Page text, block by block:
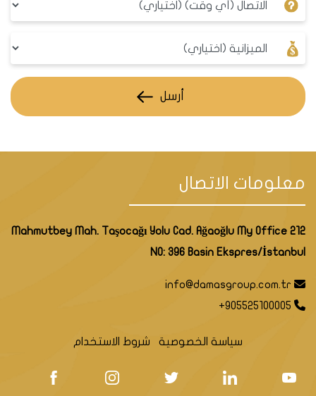
أرسل
معلومات الاتصال
Mahmutbey Mah. Taşocağı Yolu Cad. Ağaoğlu My Office 212
NO: 396 Basin Ekspres/İstanbul
info@damasgroup.com.tr
+905525100005
سياسة الخصوصية شروط الاستخدام